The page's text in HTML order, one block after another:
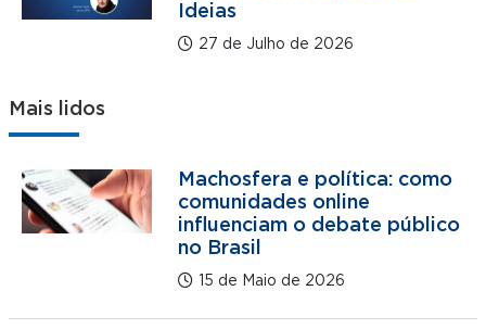
Ideias
27 de Julho de 2026
Mais lidos
Machosfera e política: como
comunidades online
influenciam o debate público
no Brasil
15 de Maio de 2026